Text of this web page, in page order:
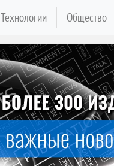
Технологии Общество